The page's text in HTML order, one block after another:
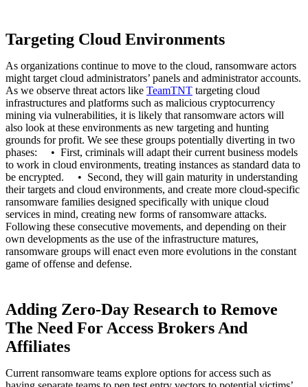
Targeting Cloud Environments
As organizations continue to move to the cloud, ransomware actors
might target cloud administrators’ panels and administrator accounts.
As we observe threat actors like TeamTNT targeting cloud
infrastructures and platforms such as malicious cryptocurrency
mining via vulnerabilities, it is likely that ransomware actors will
also look at these environments as new targeting and hunting
grounds for profit. We see these groups potentially diverting in two
phases: • First, criminals will adapt their current business models
to work in cloud environments, treating instances as standard data to
be encrypted. • Second, they will gain maturity in understanding
their targets and cloud environments, and create more cloud-specific
ransomware families designed specifically with unique cloud
services in mind, creating new forms of ransomware attacks.
Following these consecutive movements, and depending on their
own developments as the use of the infrastructure matures,
ransomware groups will enact even more evolutions in the constant
game of offense and defense.
Adding Zero-Day Research to Remove
The Need For Access Brokers And
Affiliates
Current ransomware teams explore options for access such as